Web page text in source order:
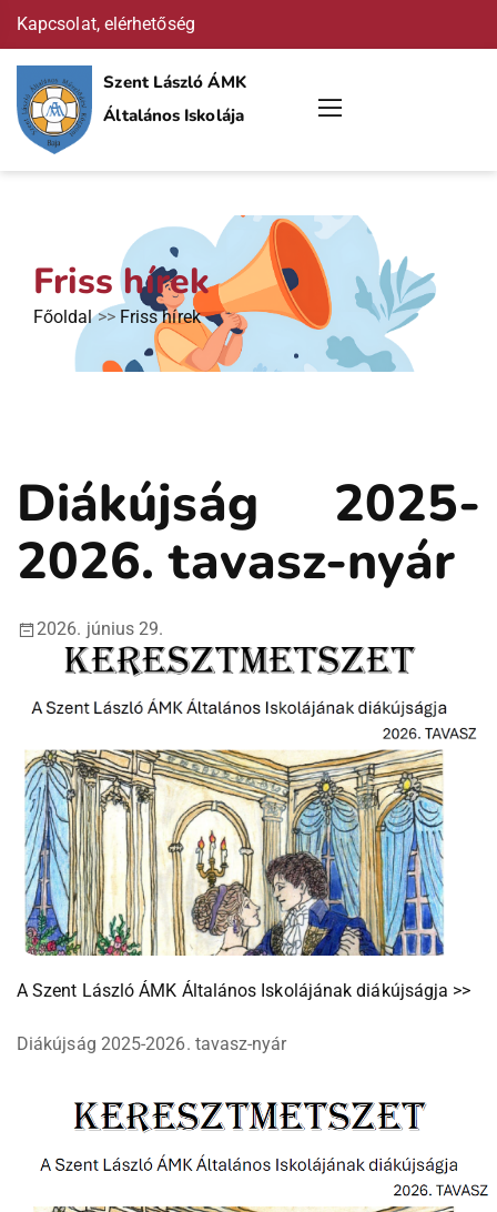
Kapcsolat, elérhetőség
Szent László ÁMK
Általános Iskolája
Friss hírek
Főoldal>> Friss hírek
Diákújság 2025-
2026. tavasz-nyár
2026. június 29.
A Szent László ÁMK Általános Iskolájának diákújságja >>
Diákújság 2025-2026. tavasz-nyár